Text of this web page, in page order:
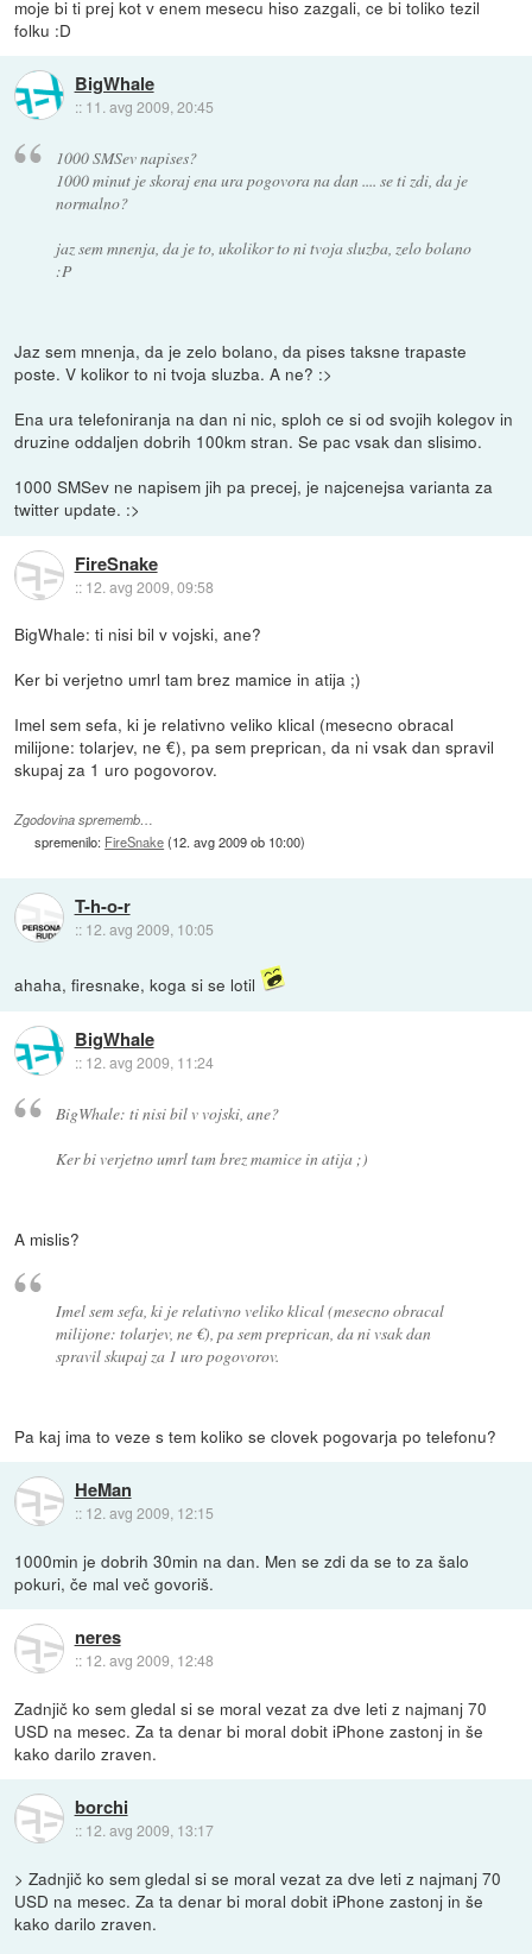
moje bi ti prej kot v enem mesecu hiso zazgali, ce bi toliko tezil
folku :D
BigWhale
:: 11. avg 2009, 20:45
1000 SMSev napises?
1000 minut je skoraj ena ura pogovora na dan .... se ti zdi, da je
normalno?
jaz sem mnenja, da je to, ukolikor to ni tvoja sluzba, zelo bolano
:P
Jaz sem mnenja, da je zelo bolano, da pises taksne trapaste
poste. V kolikor to ni tvoja sluzba. A ne? :>
Ena ura telefoniranja na dan ni nic, sploh ce si od svojih kolegov in
druzine oddaljen dobrih 100km stran. Se pac vsak dan slisimo.
1000 SMSev ne napisem jih pa precej, je najcenejsa varianta za
twitter update. :>
FireSnake
:: 12. avg 2009, 09:58
BigWhale: ti nisi bil v vojski, ane?
Ker bi verjetno umrl tam brez mamice in atija ;)
Imel sem sefa, ki je relativno veliko klical (mesecno obracal
milijone: tolarjev, ne €), pa sem preprican, da ni vsak dan spravil
skupaj za 1 uro pogovorov.
Zgodovina sprememb…
spremenilo: FireSnake(12. avg 2009 ob 10:00)
T-h-o-r
:: 12. avg 2009, 10:05
ahaha, firesnake, koga si se lotil
BigWhale
:: 12. avg 2009, 11:24
BigWhale: ti nisi bil v vojski, ane?
Ker bi verjetno umrl tam brez mamice in atija ;)
A mislis?
Imel sem sefa, ki je relativno veliko klical (mesecno obracal
milijone: tolarjev, ne €), pa sem preprican, da ni vsak dan
spravil skupaj za 1 uro pogovorov.
Pa kaj ima to veze s tem koliko se clovek pogovarja po telefonu?
HeMan
:: 12. avg 2009, 12:15
1000min je dobrih 30min na dan. Men se zdi da se to za šalo
pokuri, če mal več govoriš.
neres
:: 12. avg 2009, 12:48
Zadnjič ko sem gledal si se moral vezat za dve leti z najmanj 70
USD na mesec. Za ta denar bi moral dobit iPhone zastonj in še
kako darilo zraven.
borchi
:: 12. avg 2009, 13:17
> Zadnjič ko sem gledal si se moral vezat za dve leti z najmanj 70
USD na mesec. Za ta denar bi moral dobit iPhone zastonj in še
kako darilo zraven.